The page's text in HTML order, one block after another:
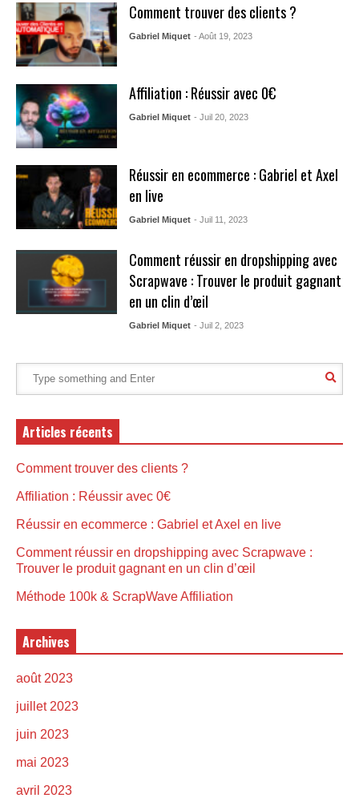
Comment trouver des clients ?
Gabriel Miquet - Août 19, 2023
Affiliation : Réussir avec 0€
Gabriel Miquet - Juil 20, 2023
Réussir en ecommerce : Gabriel et Axel
en live
Gabriel Miquet - Juil 11, 2023
Comment réussir en dropshipping avec
Scrapwave : Trouver le produit gagnant
en un clin d’œil
Gabriel Miquet - Juil 2, 2023
Articles récents
Comment trouver des clients ?
Affiliation : Réussir avec 0€
Réussir en ecommerce : Gabriel et Axel en live
Comment réussir en dropshipping avec Scrapwave :
Trouver le produit gagnant en un clin d’œil
Méthode 100k & ScrapWave Affiliation
Archives
août 2023
juillet 2023
juin 2023
mai 2023
avril 2023